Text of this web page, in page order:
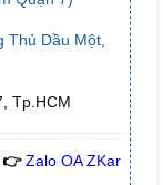
Dầu Một,
Tp.HCM
👉 Zalo OA ZKar